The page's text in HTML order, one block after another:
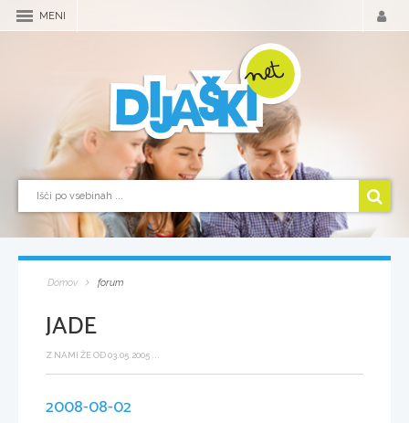
MENI
Domov forum
JADE
Z NAMI ŽE OD 03.05.2005 ...
2008-08-02